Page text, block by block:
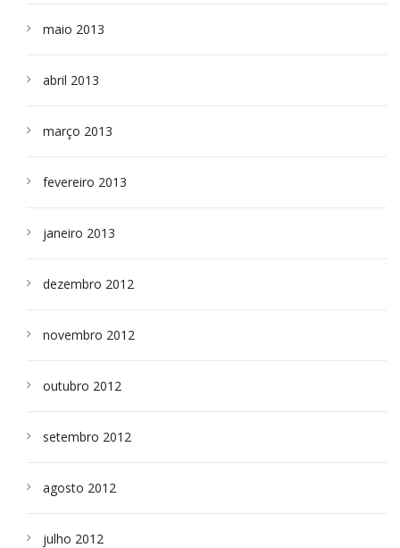
maio 2013
abril 2013
março 2013
fevereiro 2013
janeiro 2013
dezembro 2012
novembro 2012
outubro 2012
setembro 2012
agosto 2012
julho 2012